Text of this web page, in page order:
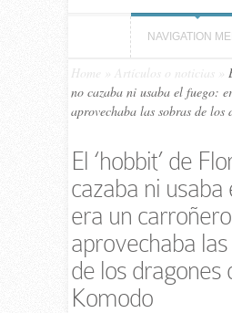
NAVIGATION
Home Artículos o noticias
no cazaba ni usaba el fuego:
aprovechaba las sobras de los
El ‘hobbit’ de
cazaba ni usaba
era un
aprovechaba
de los dragones
Komodo